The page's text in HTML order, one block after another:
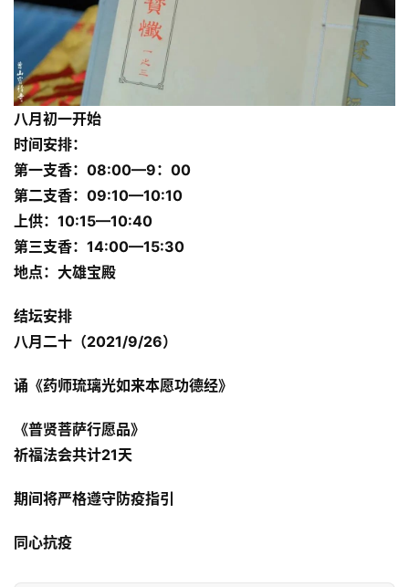
八月初一开始
时间安排：
第一支香：08:00—9：00
第二支香：09:10—10:10
上供：10:15—10:40
第三支香：14:00—15:30
地点：大雄宝殿
结坛安排
八月二十（2021/9/26）
诵《药师琉璃光如来本愿功德经》
《普贤菩萨行愿品》
祈福法会共计21天
期间将严格遵守防疫指引
同心抗疫